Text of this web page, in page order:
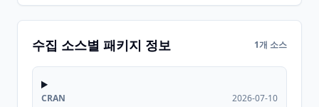
수집 소스별 패키지 정보 1개 소스
CRAN 2026-07-10